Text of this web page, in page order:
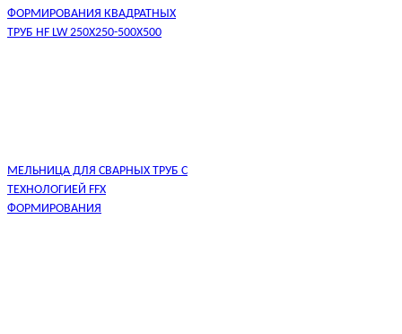
ФОРМИРОВАНИЯ КВАДРАТНЫХ
ТРУБ HF LW 250X250-500X500
МЕЛЬНИЦА ДЛЯ СВАРНЫХ ТРУБ С
ТЕХНОЛОГИЕЙ FFX
ФОРМИРОВАНИЯ